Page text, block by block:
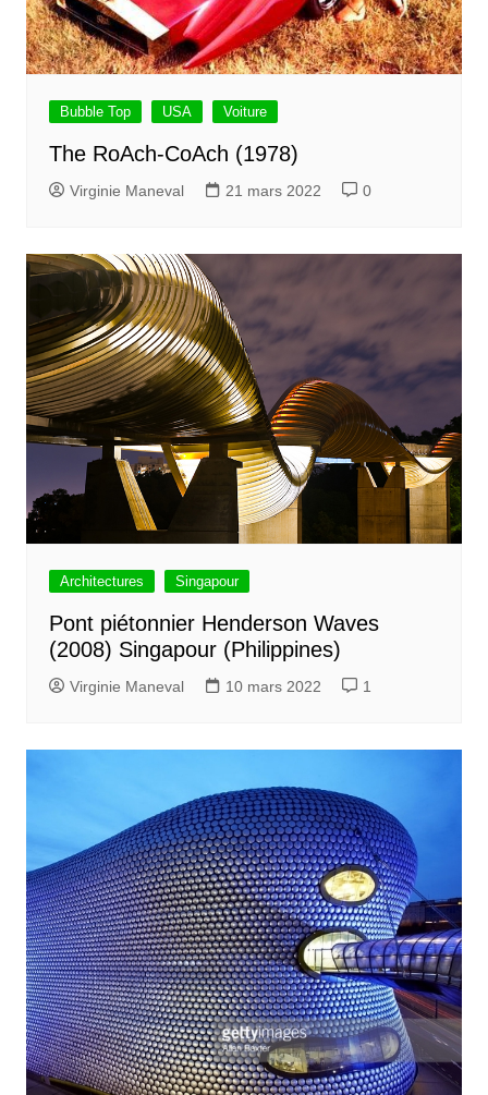
Bubble Top USA Voiture
The RoAch-CoAch (1978)
Virginie Maneval 21 mars 2022 0
Architectures Singapour
Pont piétonnier Henderson Waves
(2008) Singapour (Philippines)
Virginie Maneval 10 mars 2022 1